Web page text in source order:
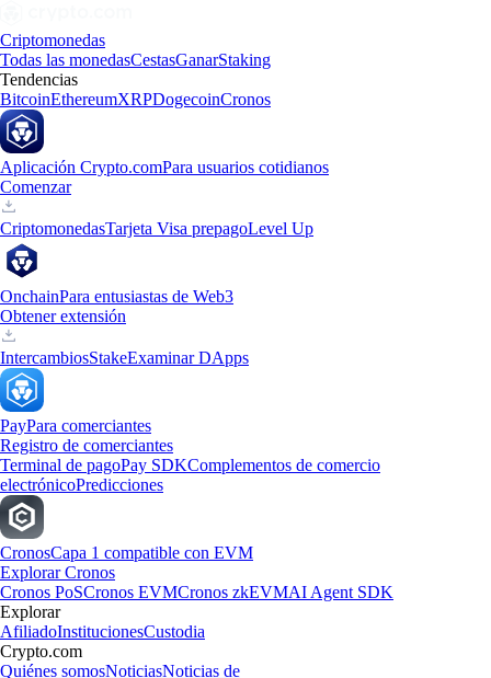
Criptomonedas
Todas las monedasCestasGanarStaking
Tendencias
BitcoinEthereumXRPDogecoinCronos
Aplicación Crypto.comPara usuarios cotidianos
Comenzar
CriptomonedasTarjeta Visa prepagoLevel Up
OnchainPara entusiastas de Web3
Obtener extensión
IntercambiosStakeExaminar DApps
PayPara comerciantes
Registro de comerciantes
Terminal de pagoPay SDKComplementos de comercio
electrónicoPredicciones
CronosCapa 1 compatible con EVM
Explorar Cronos
Cronos PoSCronos EVMCronos zkEVMAI Agent SDK
Explorar
AfiliadoInstitucionesCustodia
Crypto.com
Quiénes somosNoticiasNoticias de